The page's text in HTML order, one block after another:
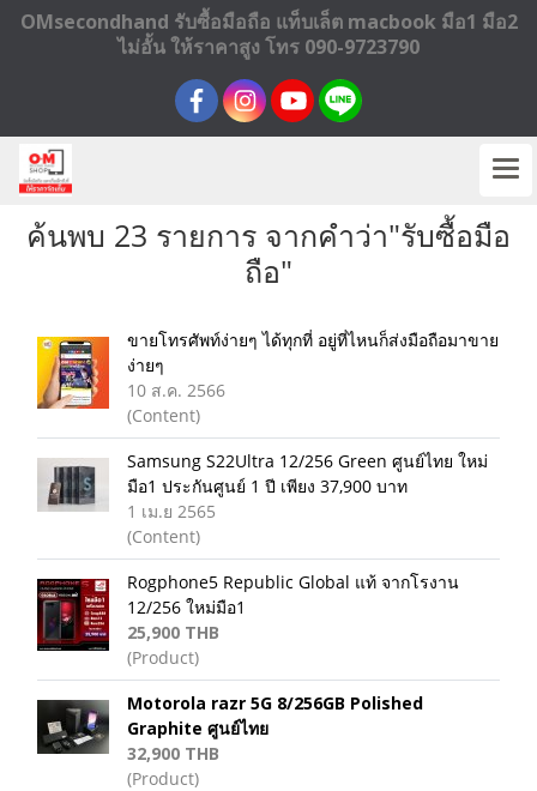
OMsecondhand รับซื้อมือถือ แท็บเล็ต macbook มือ1 มือ2
ไม่อั้น ให้ราคาสูง โทร 090-9723790
ค้นพบ 23 รายการ จากคำว่า"รับซื้อมือ
ถือ"
ขายโทรศัพท์ง่ายๆ ได้ทุกที่ อยู่ที่ไหนก็ส่งมือถือมาขาย
ง่ายๆ
10 ส.ค. 2566
(Content)
Samsung S22Ultra 12/256 Green ศูนย์ไทย ใหม่
มือ1 ประกันศูนย์ 1 ปี เพียง 37,900 บาท
1 เม.ย 2565
(Content)
Rogphone5 Republic Global แท้ จากโรงาน
12/256 ใหม่มือ1
25,900 THB
(Product)
Motorola razr 5G 8/256GB Polished
Graphite ศูนย์ไทย
32,900 THB
(Product)